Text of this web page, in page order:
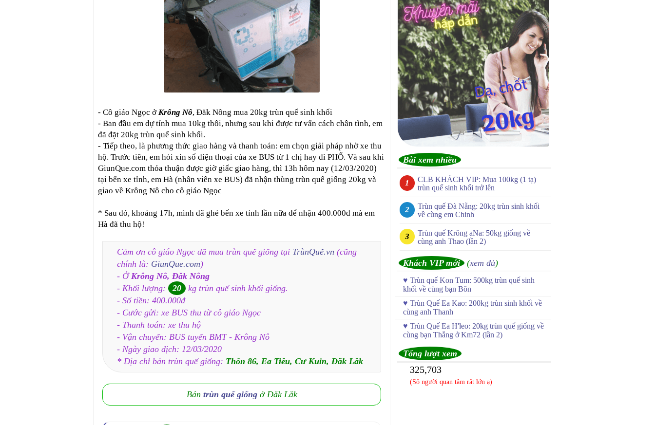
- Cô giáo Ngọc ởKrông Nô, Đăk Nông mua 20kg trùn quế sinh khối
- Ban đầu em dự tính mua 10kg thôi, nhưng sau khi được tư vấn cách chân tình, em
đã đặt 20kg trùn quế sinh khối.
- Tiếp theo, là phương thức giao hàng và thanh toán: em chọn giải pháp nhờ xe thu
hộ. Trước tiên, em hỏi xin số điện thoại của xe BUS từ 1 chị hay đi PHỐ. Và sau khi
GiunQue.com thỏa thuận được giờ giấc giao hàng, thì 13h hôm nay (12/03/2020)
tại bến xe tỉnh, em Hà (nhân viên xe BUS) đã nhận thùng trùn quế giống 20kg và
giao về Krông Nô cho cô giáo Ngọc
* Sau đó, khoảng 17h, mình đã ghé bến xe tỉnh lần nữa để nhận 400.000đ mà em
Hà đã thu hộ!
Cảm ơn cô giáo Ngọc đã mua trùn quế giống tại TrùnQuế.vn (cũng
chính là: GiunQue.com)
- ỞKrông Nô, Đăk Nông
- Khối lượng:
20
kg trùn quế sinh khối giống.
- Số tiền: 400.000đ
- Cước gửi: xe BUS thu từ cô giáo Ngọc
- Thanh toán: xe thu hộ
- Vận chuyển: BUS tuyến BMT - Krông Nô
- Ngày giao dịch: 12/03/2020
* Địa chỉ bán trùn quế giống: Thôn 86, Ea Tiêu, Cư Kuin, Đăk Lăk
Bán trùn quế giốngở Đăk Lăk
Bài xem nhiều
CLB KHÁCH VIP: Mua 100kg (1 tạ)
trùn quế sinh khối trở lên
Trùn quế Đà Nẵng: 20kg trùn sinh khối
về cùng em Chinh
Trùn quế Krông aNa: 50kg giống về
cùng anh Thao (lần 2)
Khách VIP mới (xem đủ)
♥ Trùn quế Kon Tum: 500kg trùn quế sinh
khối về cùng bạn Bôn
♥ Trùn Quế Ea Kao: 200kg trùn sinh khối về
cùng anh Thanh
♥ Trùn Quế Ea H'leo: 20kg trùn quế giống về
cùng bạn Thắng ở Km72 (lần 2)
Tổng lượt xem
325,703
(Số người quan tâm rất lớn ạ)